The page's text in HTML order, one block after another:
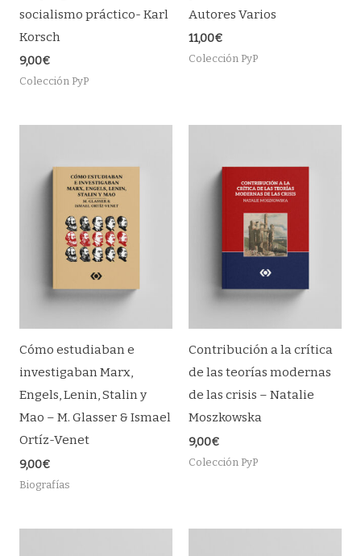
socialismo práctico- Karl
Korsch
9,00€
Colección PyP
Autores Varios
11,00€
Colección PyP
Cómo estudiaban e
investigaban Marx,
Engels, Lenin, Stalin y
Mao – M. Glasser & Ismael
Ortíz-Venet
9,00€
Biografías
Contribución a la crítica
de las teorías modernas
de las crisis – Natalie
Moszkowska
9,00€
Colección PyP